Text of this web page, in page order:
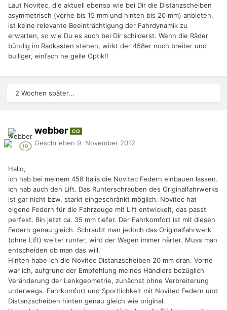
Laut Novitec, die aktuell ebenso wie bei Dir die Distanzscheiben
asymmetrisch (vorne bis 15 mm und hinten bis 20 mm) anbieten,
ist keine relevante Beeinträchtigung der Fahrdynamik zu
erwarten, so wie Du es auch bei Dir schilderst. Wenn die Räder
bündig im Radkasten stehen, wirkt der 458er noch breiter und
bulliger, einfach ne geile Optik!!
2 Wochen später...
webber CO
Geschrieben 9. November 2012
Hallo,
ich hab bei meinem 458 Italia die Novitec Federn einbauen lassen.
Ich hab auch den Lift. Das Runterschrauben des Originalfahrwerks
ist gar nicht bzw. starkt eingeschränkt möglich. Novitec hat
eigene Federn für die Fahrzeuge mit Lift entwickelt, das passt
perfekt. Bin jetzt ca. 35 mm tiefer. Der Fahrkomfort ist mit diesen
Federn genau gleich. Schraubt man jedoch das Originalfahrwerk
(ohne Lift) weiter runter, wird der Wagen immer härter. Muss man
entscheiden ob man das will.
Hinten habe ich die Novitec Distanzscheiben 20 mm dran. Vorne
war ich, aufgrund der Empfehlung meines Händlers bezüglich
Veränderung der Lenkgeometrie, zunächst ohne Verbreiterung
unterwegs. Fahrkomfort und Sportlichkeit mit Novitec Federn und
Distanzscheiben hinten genau gleich wie original.